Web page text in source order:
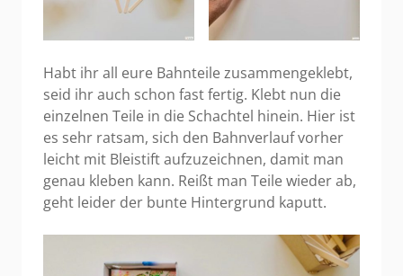
Habt ihr all eure Bahnteile zusammengeklebt,
seid ihr auch schon fast fertig. Klebt nun die
einzelnen Teile in die Schachtel hinein. Hier ist
es sehr ratsam, sich den Bahnverlauf vorher
leicht mit Bleistift aufzuzeichnen, damit man
genau kleben kann. Reißt man Teile wieder ab,
geht leider der bunte Hintergrund kaputt.